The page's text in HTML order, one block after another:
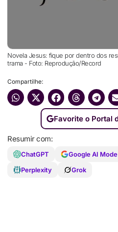
Novela Jesus: fique por dentro dos
trama - Foto: Reprodução/Record
Compartilhe:
Favorite o Portal
Resumir com:
ChatGPT Google AI Mode
Perplexity
Grok